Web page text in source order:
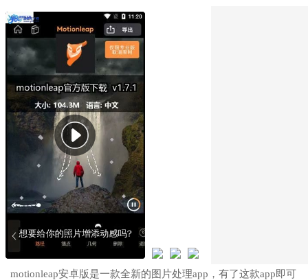
motionleap安卓版是一款全新的图片处理app，有了这款app即可